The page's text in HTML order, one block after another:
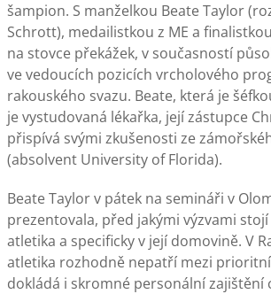
šampion. S manželkou Beate Taylor
Schrott), medailistkou z ME a
na stovce překážek, v současností
ve vedoucích pozicích vrcholového
rakouského svazu. Beate, která je
je vystudovaná lékařka, její zástupce
přispívá svými zkušenosti ze
(absolvent University of Florida).
Beate Taylor v pátek na semináři v
prezentovala, před jakými výzvami
atletika a specificky v její domovině. V
atletika rozhodně nepatří mezi
dokládá i skromné personální zajištění